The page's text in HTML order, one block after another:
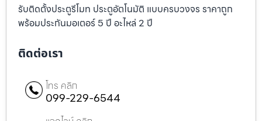
รับติดตั้งประตูรีโมท ประตูอัตโนมัติ แบบครบวงจร ราคาถูก
พร้อมประกันมอเตอร์ 5 ปี อะไหล่ 2 ปี
ติดต่อเรา
โทร คลิก
099-229-6544